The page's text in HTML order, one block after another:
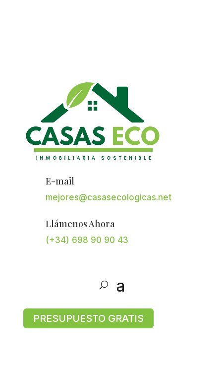
E-mail
mejores@casasecologicas.net
Llámenos Ahora
(+34) 698 90 90 43
PRESUPUESTO GRATIS